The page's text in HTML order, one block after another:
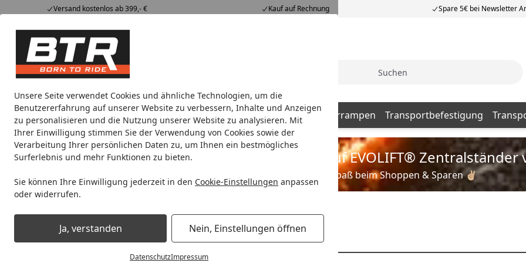
Unsere Seite verwendet Cookies und ähnliche Technologien, um die
Benutzererfahrung auf unserer Website zu verbessern, Inhalte und Anzeigen
zu personalisieren und die Nutzung unserer Website zu analysieren. Mit
Ihrer Einwilligung stimmen Sie der Verwendung von Cookies sowie der
Verarbeitung Ihrer persönlichen Daten zu, um Ihnen ein bestmögliches
Surferlebnis und mehr Funktionen zu bieten.
Sie können Ihre Einwilligung jederzeit in den Cookie-Einstellungen anpassen
oder widerrufen.
Ja, verstanden Nein, Einstellungen öffnen
DatenschutzImpressum
Versand kostenlos ab 399,- € Kauf auf Rechnung Spare 5€ bei Newsletter
Hotline07051 / 9 222 5959
Mi-Fr. 8-12 Uhr
Alle Produkte
Alle ProdukteMarken
Transport AXfix AXfix Light AXfix Lite Antirutschmatte Auffahrrampen Transportbefestigung
Noch 2 Tage und 22 Stunden
Spare bis zu 35% auf EVOLIFT® Zentralständer
Viel Spaß beim Shoppen & Sparen ✌🏼
Startseite
AXfix Lite